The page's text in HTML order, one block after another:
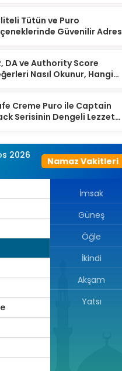
Tütün ve Puro
Güvenilir Adres
DA ve Authority Score
Nasıl Okunur, Hangi
Creme Puro ile Captain
Serisinin Dengeli Lezzet
2026
Namaz Vakitleri
İmsak
Güneş
Öğle
İkindi
Akşam
Yatsı